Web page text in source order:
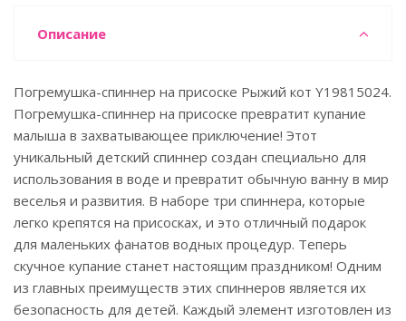
Описание
Погремушка-спиннер на присоске Рыжий кот Y19815024.
Погремушка-спиннер на присоске превратит купание
малыша в захватывающее приключение! Этот
уникальный детский спиннер создан специально для
использования в воде и превратит обычную ванну в мир
веселья и развития. В наборе три спиннера, которые
легко крепятся на присосках, и это отличный подарок
для маленьких фанатов водных процедур. Теперь
скучное купание станет настоящим праздником! Одним
из главных преимуществ этих спиннеров является их
безопасность для детей. Каждый элемент изготовлен из